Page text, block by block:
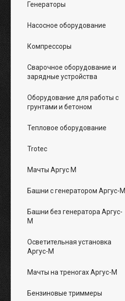
Генераторы
Насосное оборудование
Компрессоры
Сварочное оборудование и
зарядные устройства
Оборудование для работы с
грунтами и бетоном
Тепловое оборудование
Trotec
Мачты Аргус М
Башни с генератором Аргус-М
Башни без генератора Аргус-
М
Осветительная установка
Аргус-М
Мачты на треногах Аргус-М
Бензиновые триммеры